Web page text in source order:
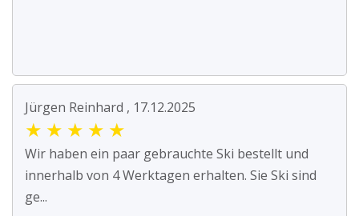
Jürgen Reinhard , 17.12.2025
★ ★ ★ ★ ★
Wir haben ein paar gebrauchte Ski bestellt und
innerhalb von 4 Werktagen erhalten. Sie Ski sind
ge...